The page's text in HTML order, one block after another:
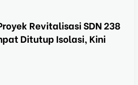
Revitalisasi SDN 238
Ditutup Isolasi, Kini